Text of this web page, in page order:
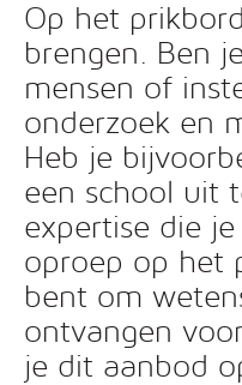
Op het
brengen. Ben
mensen of
onderzoek en
Heb je
een school uit
expertise die
oproep op het
bent om
ontvangen
je dit aanbod